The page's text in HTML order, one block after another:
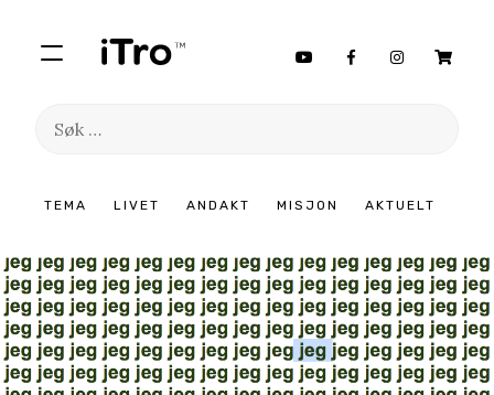
TEMA LIVET ANDAKT MISJON AKTUELT
Søk
innhold